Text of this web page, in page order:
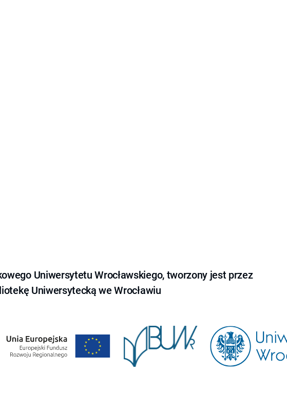
Uniwersytetu Wrocławskiego, tworzony jest przez
Uniwersytecką we Wrocławiu